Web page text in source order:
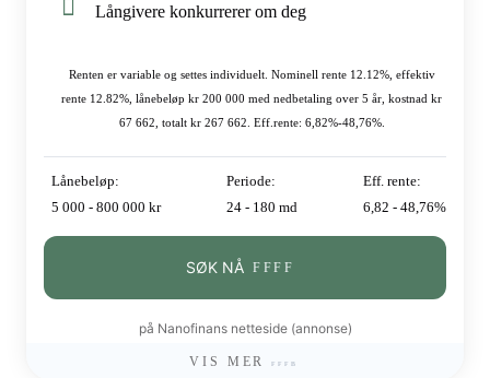
Långivere konkurrerer om deg
Renten er variable og settes individuelt. Nominell rente 12.12%, effektiv
rente 12.82%, lånebeløp kr 200 000 med nedbetaling over 5 år, kostnad kr
67 662, totalt kr 267 662. Eff.rente: 6,82%-48,76%.
Lånebeløp:
5 000 - 800 000 kr
Periode:
24 - 180 md
Eff. rente:
6,82 - 48,76%
SØK NÅ
på Nanofinans netteside (annonse)
VIS MER